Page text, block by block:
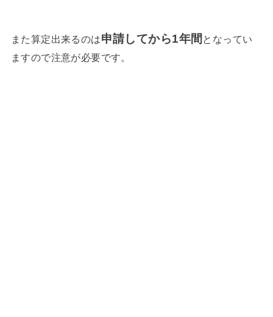
また算定出来るのは申請してから1年間 となってい
ますので注意が必要です。